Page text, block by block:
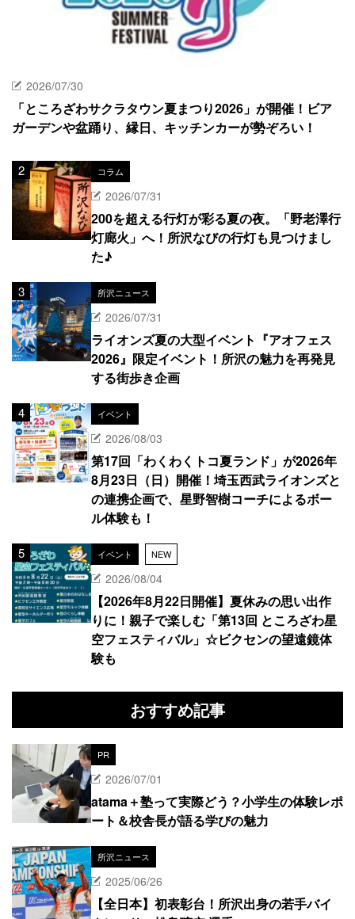
2026/07/30
「ところざわサクラタウン夏まつり2026」が開催！ビア
ガーデンや盆踊り、縁日、キッチンカーが勢ぞろい！
コラム
2026/07/31
200を超える行灯が彩る夏の夜。「野老澤行
灯廊火」へ！所沢なびの行灯も見つけまし
た♪
所沢ニュース
2026/07/31
ライオンズ夏の大型イベント『アオフェス
2026』限定イベント！所沢の魅力を再発見
する街歩き企画
イベント
2026/08/03
第17回「わくわくトコ夏ランド」が2026年
8月23日（日）開催！埼玉西武ライオンズと
の連携企画で、星野智樹コーチによるボー
ル体験も！
イベント NEW
2026/08/04
【2026年8月22日開催】夏休みの思い出作
りに！親子で楽しむ「第13回 ところざわ星
空フェスティバル」☆ビクセンの望遠鏡体
験も
おすすめ記事
PR
2026/07/01
atama＋塾って実際どう？小学生の体験レポ
ート＆校舎長が語る学びの魅力
所沢ニュース
2025/06/26
【全日本】初表彰台！所沢出身の若手バイ